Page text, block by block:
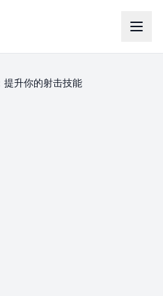
提升你的射击技能